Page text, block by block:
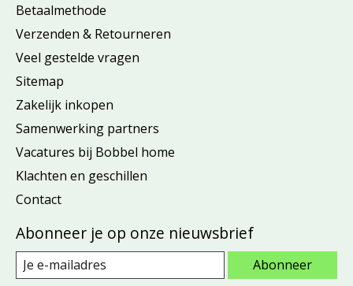
Betaalmethode
Verzenden & Retourneren
Veel gestelde vragen
Sitemap
Zakelijk inkopen
Samenwerking partners
Vacatures bij Bobbel home
Klachten en geschillen
Contact
Abonneer je op onze nieuwsbrief
Abonneer